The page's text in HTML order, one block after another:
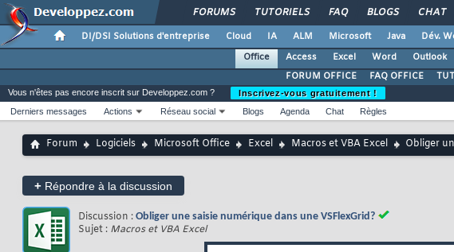
FORUMS TUTORIELS FAQ BLOGS CHAT
DI/DSI Solutions d'entreprise Cloud IA ALM Microsoft Java Dév.
Office
Access Excel Word Outlook
FORUM OFFICE
FAQ OFFICE
Vous n'êtes pas encore inscrit sur Developpez.com ?
Inscrivez-vous gratuitement !
Derniers messages
Actions Réseau social Blogs Agenda Chat Règles
Forum Logiciels Microsoft Office Excel Macros et VBA Excel Obliger
+ Répondre à la discussion
Discussion : Obliger une saisie numérique dans une VSFlexGrid?
Sujet : Macros et VBA Excel